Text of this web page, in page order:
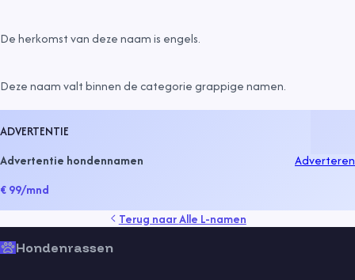
De herkomst van deze naam is engels.
Deze naam valt binnen de categoriegrappige namen.
ADVERTENTIE
Advertentie hondennamen
€ 99/mnd
Adverteren
Terug naarAlle L-namen
Hondenrassen